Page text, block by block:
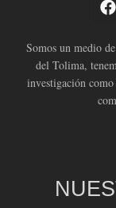
Somos un medio
del Tolima,
investigación